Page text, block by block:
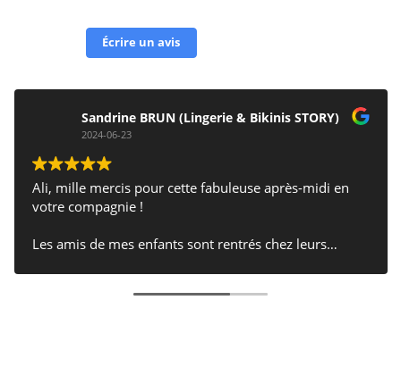
Écrire un avis
Sandrine BRUN (Lingerie & Bikinis STORY)
2024-06-23
Ali, mille mercis pour cette fabuleuse après-midi en
votre compagnie !
Les amis de mes enfants sont rentrés chez leurs
jumeaux Giulian & Flora :)